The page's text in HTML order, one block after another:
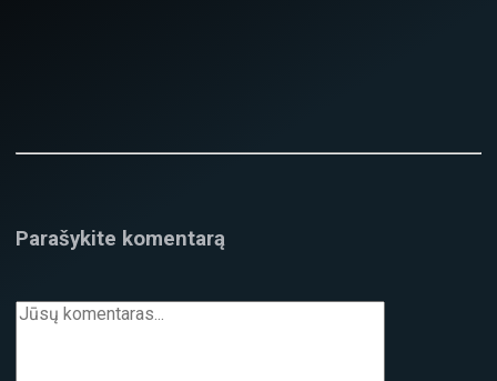
Parašykite komentarą